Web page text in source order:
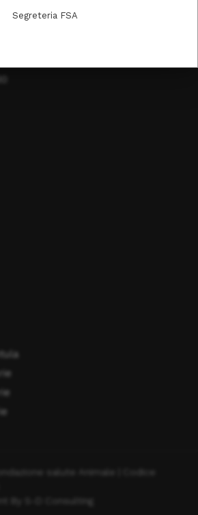
salute Animale | Codice
By S-D Consulting
Segreteria FSA